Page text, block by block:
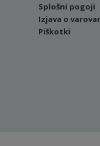
Splošni pogoji
Izjava o
Piškotki